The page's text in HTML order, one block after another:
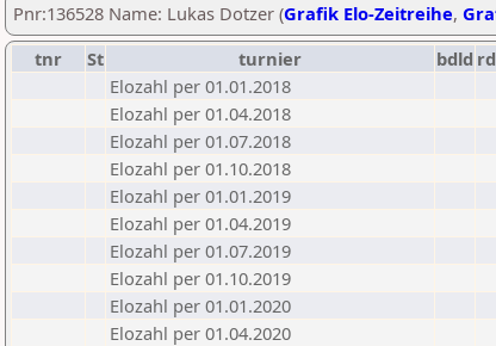
Pnr:136528 Name: Lukas Dotzer (Grafik Elo-Zeitreihe,
tnr
St turnier bdld rd
Elozahl per 01.01.2018
Elozahl per 01.04.2018
Elozahl per 01.07.2018
Elozahl per 01.10.2018
Elozahl per 01.01.2019
Elozahl per 01.04.2019
Elozahl per 01.07.2019
Elozahl per 01.10.2019
Elozahl per 01.01.2020
Elozahl per 01.04.2020